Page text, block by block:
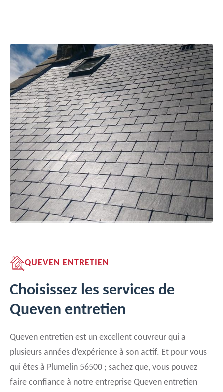
QUEVEN ENTRETIEN
Choisissez les services de
Queven entretien
Queven entretien est un excellent couvreur qui a
plusieurs années d’expérience à son actif. Et pour vous
qui êtes à Plumelin 56500 ; sachez que, vous pouvez
faire confiance à notre entreprise Queven entretien